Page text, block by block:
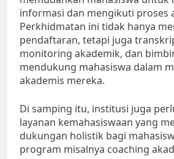
informasi dan mengikuti proses
Perkhidmatan ini tidak hanya
pendaftaran, tetapi juga
monitoring akademik, dan
mendukung mahasiswa dalam
akademis mereka.
Di samping itu, institusi juga
layanan kemahasiswaan yang
dukungan holistik bagi
program misalnya coaching